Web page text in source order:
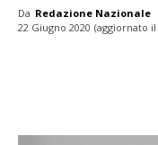
Da Redazione Nazionale
22 Giugno 2020 (aggiornato il